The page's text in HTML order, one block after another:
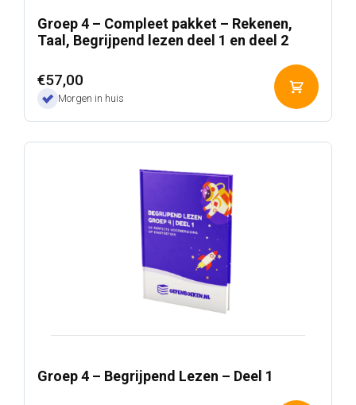
Groep 4 – Compleet pakket – Rekenen,
Taal, Begrijpend lezen deel 1 en deel 2
€57,00
Morgen in huis
aan
Groep 4 – Begrijpend Lezen – Deel 1